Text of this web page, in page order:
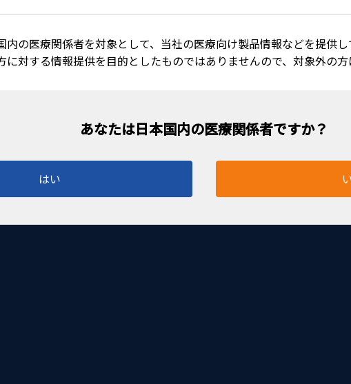
内の医療関係者を対象として、当社の医療向け製品情報などを提供
に対する情報提供を目的としたものではありませんので、対象外の方
はい
グリップ力をさらに強化しました。 ・AE-4091と異なるハンドル